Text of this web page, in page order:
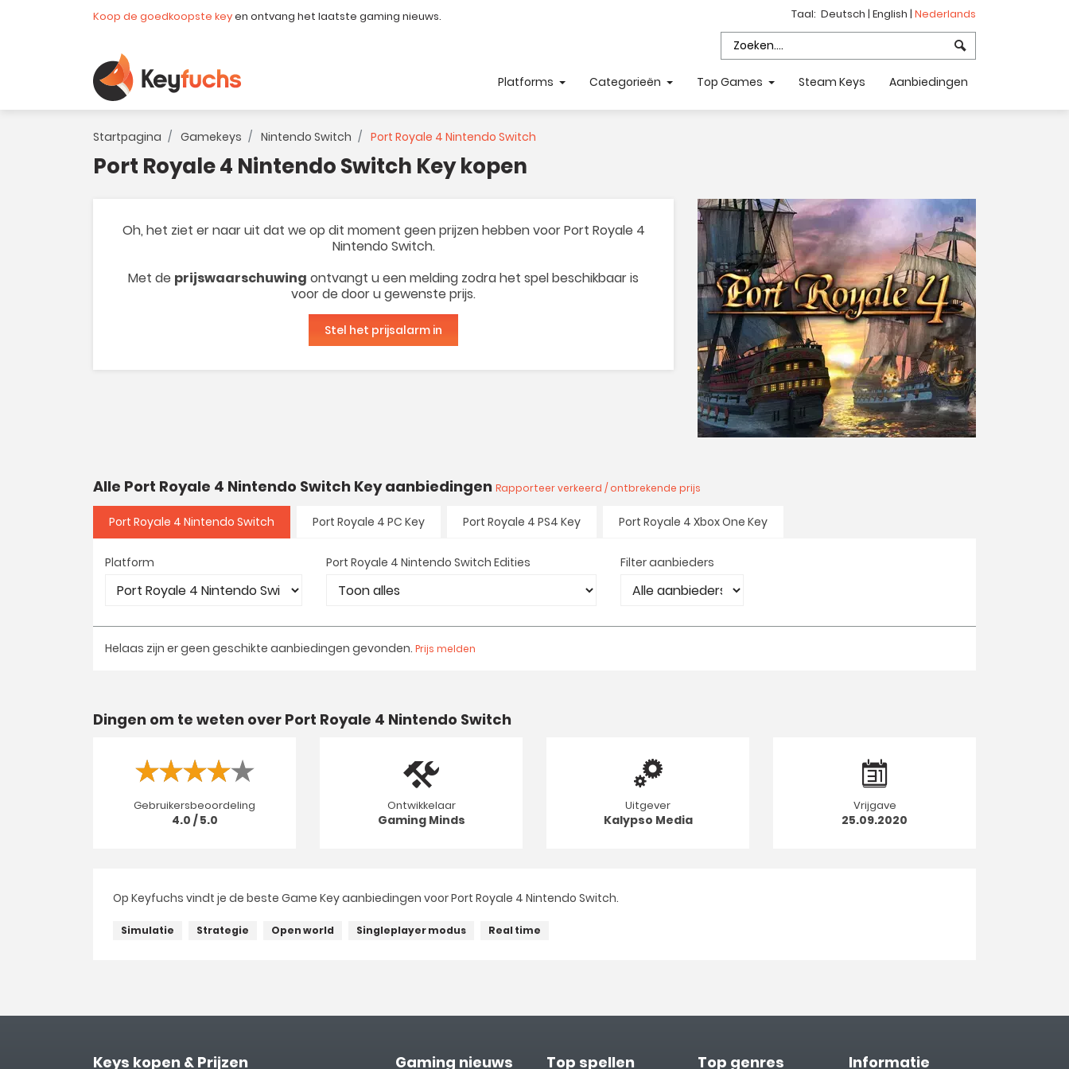
Koop de goedkoopste keyen ontvang het laatste gaming nieuws. Taal: Deutsch | English | Nederlands
Platforms Categorieën Top Games Steam Keys Aanbiedingen
Startpagina Gamekeys Nintendo Switch Port Royale 4 Nintendo Switch
Port Royale 4 Nintendo Switch Key kopen
Oh, het ziet er naar uit dat we op dit moment geen prijzen hebben voor Port Royale 4
Nintendo Switch.
Met de prijswaarschuwing ontvangt u een melding zodra het spel beschikbaar is
voor de door u gewenste prijs.
Stel het prijsalarm in
Alle Port Royale 4 Nintendo Switch Key aanbiedingen Rapporteer verkeerd / ontbrekende prijs
Port Royale 4 Nintendo Switch Port Royale 4 PC Key Port Royale 4 PS4 Key Port Royale 4 Xbox One Key
Platform Port Royale 4 Nintendo Switch Edities Filter aanbieders
Helaas zijn er geen geschikte aanbiedingen gevonden. Prijs melden
Dingen om te weten over Port Royale 4 Nintendo Switch
Gebruikersbeoordeling
4.0 / 5.0
Ontwikkelaar
Gaming Minds
Uitgever
Kalypso Media
Vrijgave
25.09.2020
Op Keyfuchs vindt je de beste Game Key aanbiedingen voor Port Royale 4 Nintendo Switch.
Simulatie Strategie Open world Singleplayer modus Real time
Keys kopen & Prijzen Gaming nieuws Top spellen Top genres Informatie